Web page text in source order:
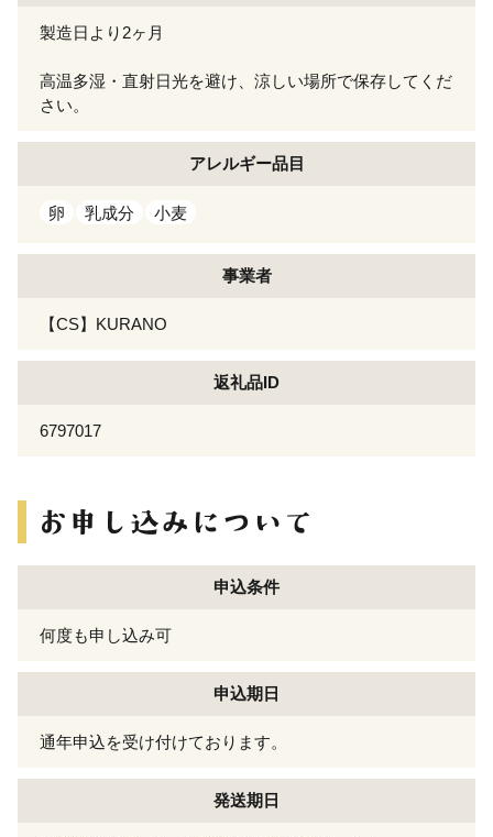
製造日より2ヶ月
高温多湿・直射日光を避け、涼しい場所で保存してくだ
さい。
アレルギー品目
卵 乳成分 小麦
事業者
【CS】KURANO
返礼品ID
6797017
申込条件
何度も申し込み可
申込期日
通年申込を受け付けております。
発送期日